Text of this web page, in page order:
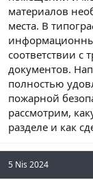
материалов
места. В
соответствии
документов.
полностью
пожарной
рассмотрим,
разделе и как
5 Nis 2024